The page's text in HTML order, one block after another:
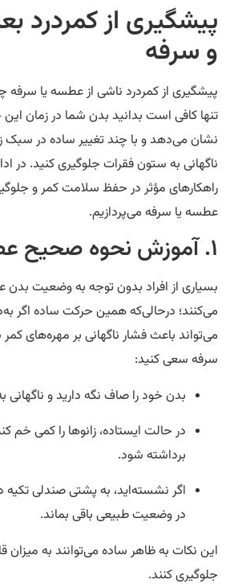
از کمردرد
سرفه
از کمردرد ناشی از عطسه یا سرفه
کافی است بدانید بدن شما در زمان این
می‌دهد و با چند تغییر ساده در سبک
به ستون فقرات جلوگیری کنید. در ادامه
مؤثر در حفظ سلامت کمر و جلوگیری
یا سرفه می‌پردازیم.
از افراد بدون توجه به وضعیت بدن
درحالی‌که همین حرکت ساده اگر
باعث فشار ناگهانی بر مهره‌های کمر
سعی کنید:
بدن خود را صاف نگه دارید و ناگهانی به
در حالت ایستاده، زانوها را کمی خم کنید
برداشته شود.
اگر نشسته‌اید، به پشتی صندلی تکیه
در وضعیت طبیعی باقی بماند.
نکات به ظاهر ساده می‌توانند به میزان
کنند.